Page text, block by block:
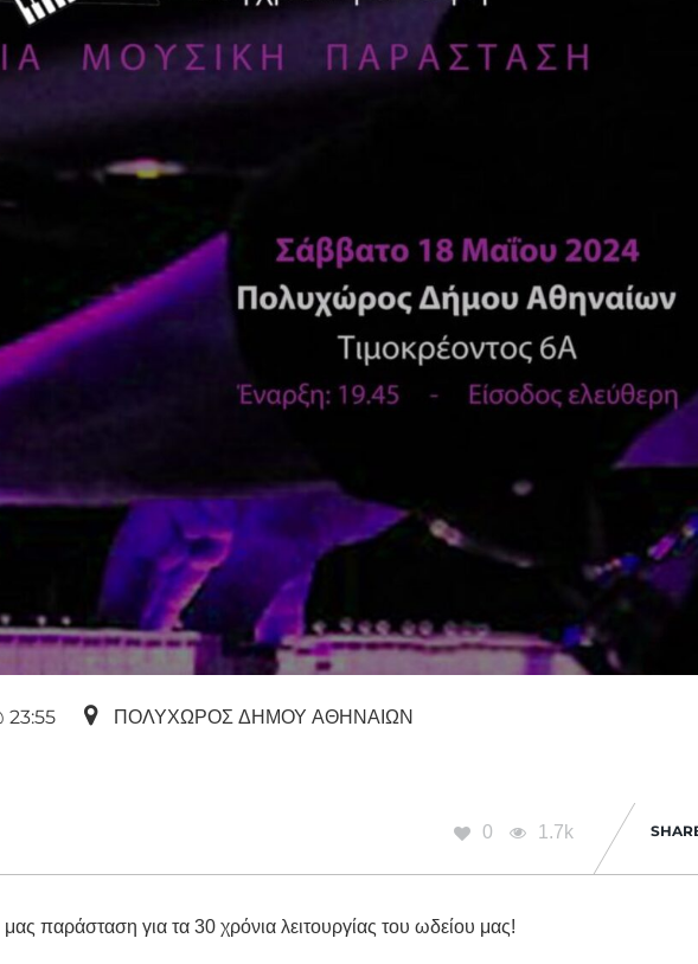
23:55 ΠΟΛΥΧΏΡΟΣ ΔΉΜΟΥ ΑΘΗΝΑΊΩΝ
0 1.7k
μας παράσταση για τα 30 χρόνια λειτουργίας του ωδείου μας!